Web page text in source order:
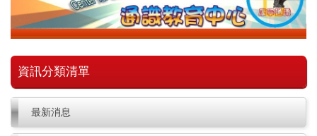
區
資訊分類清單
最新消息